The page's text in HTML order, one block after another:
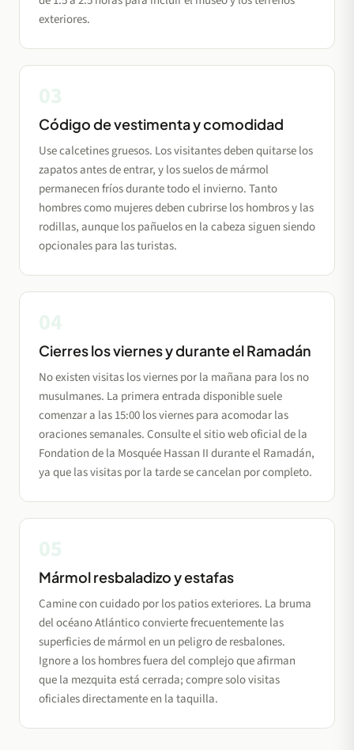
exteriores.
Código de vestimenta y comodidad
Use calcetines gruesos. Los visitantes deben quitarse los
zapatos antes de entrar, y los suelos de mármol
permanecen fríos durante todo el invierno. Tanto
hombres como mujeres deben cubrirse los hombros y las
rodillas, aunque los pañuelos en la cabeza siguen siendo
opcionales para las turistas.
Cierres los viernes y durante el Ramadán
No existen visitas los viernes por la mañana para los no
musulmanes. La primera entrada disponible suele
comenzar a las 15:00 los viernes para acomodar las
oraciones semanales. Consulte el sitio web oficial de la
Fondation de la Mosquée Hassan II durante el Ramadán,
ya que las visitas por la tarde se cancelan por completo.
Mármol resbaladizo y estafas
Camine con cuidado por los patios exteriores. La bruma
del océano Atlántico convierte frecuentemente las
superficies de mármol en un peligro de resbalones.
Ignore a los hombres fuera del complejo que afirman
que la mezquita está cerrada; compre solo visitas
oficiales directamente en la taquilla.